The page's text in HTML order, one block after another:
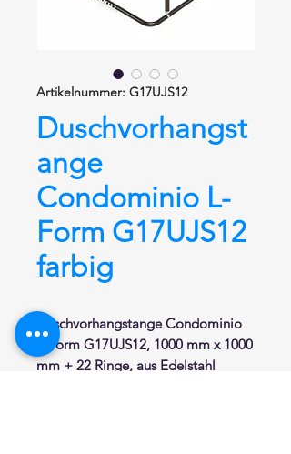
Artikelnummer: G17UJS12
Duschvorhangst
ange
Condominio L-
Form G17UJS12
farbig
DuschvorhangstangeCondominio
L-Form G17UJS12, 1000 mm x 1000
mm + 22 Ringe, aus Edelstahl